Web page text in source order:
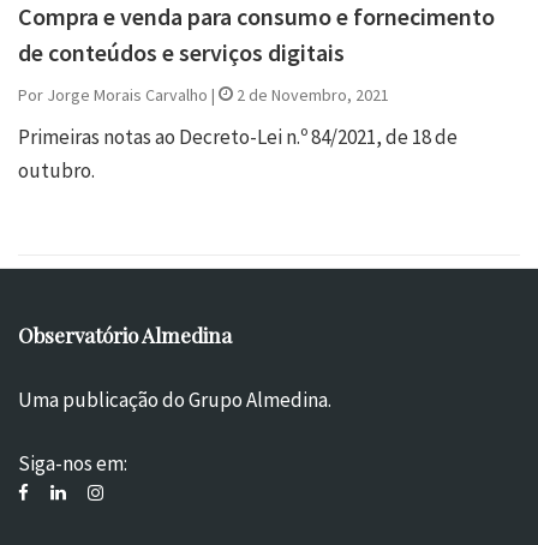
Compra e venda para consumo e fornecimento
de conteúdos e serviços digitais
Por Jorge Morais Carvalho | 2 de Novembro, 2021
Primeiras notas ao Decreto-Lei n.º 84/2021, de 18 de
outubro.
Observatório Almedina
Uma publicação do Grupo Almedina.
Siga-nos em: